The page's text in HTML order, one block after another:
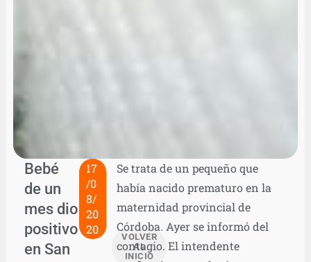
Bebé
de un
mes dio
positivo
en San
17
/0
8/
20
20
VOLVER
AL
INICIO
Se trata de un pequeño que
había nacido prematuro en la
maternidad provincial de
Córdoba. Ayer se informó del
contagio. El intendente